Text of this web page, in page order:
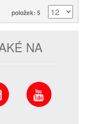
položek: 5
NA